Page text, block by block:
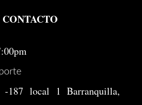
187 local 1 Barranquilla,